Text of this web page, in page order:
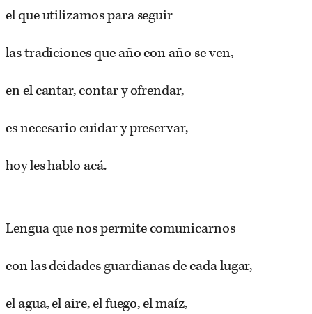
el que utilizamos para seguir
las tradiciones que año con año se ven,
en el cantar, contar y ofrendar,
es necesario cuidar y preservar,
hoy les hablo acá.
Lengua que nos permite comunicarnos
con las deidades guardianas de cada lugar,
el agua, el aire, el fuego, el maíz,